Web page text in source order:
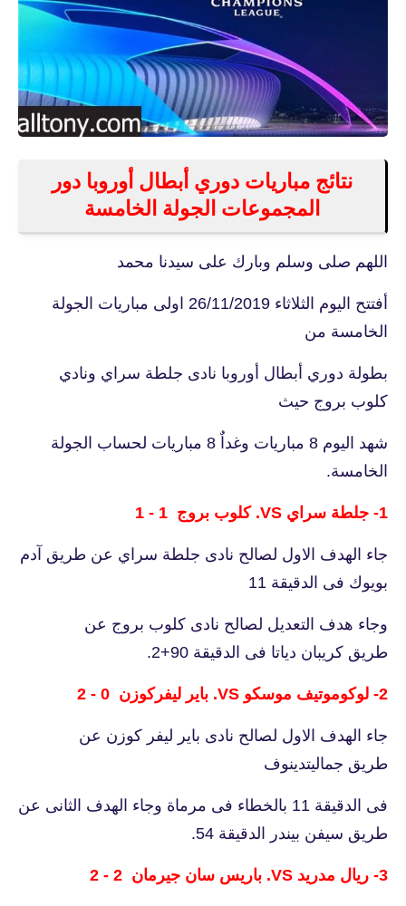
نتائج مباريات دوري أبطال أوروبا دور
المجموعات الجولة الخامسة
اللهم صلى وسلم وبارك على سيدنا محمد
أفتتح اليوم الثلاثاء 26/11/2019 اولى مباريات الجولة
الخامسة من
بطولة دوري أبطال أوروبا نادى جلطة سراي ونادي
كلوب بروج حيث
شهد اليوم 8 مباريات وغداٌ 8 مباريات لحساب الجولة
الخامسة.
1- جلطة سراي VS. كلوب بروج 1 - 1
جاء الهدف الاول لصالح نادى جلطة سراي عن طريق آدم
بويوك فى الدقيقة 11
وجاء هدف التعديل لصالح نادى كلوب بروج عن
طريق كريبان دياتا فى الدقيقة 90+2.
2- لوكوموتيف موسكو VS. باير ليفركوزن 0 - 2
جاء الهدف الاول لصالح نادى باير ليفر كوزن عن
طريق جماليتدينوف
فى الدقيقة 11 بالخطاء فى مرماة وجاء الهدف الثانى عن
طريق سيفن بيندر الدقيقة 54.
3- ريال مدريد VS. باريس سان جيرمان 2 - 2